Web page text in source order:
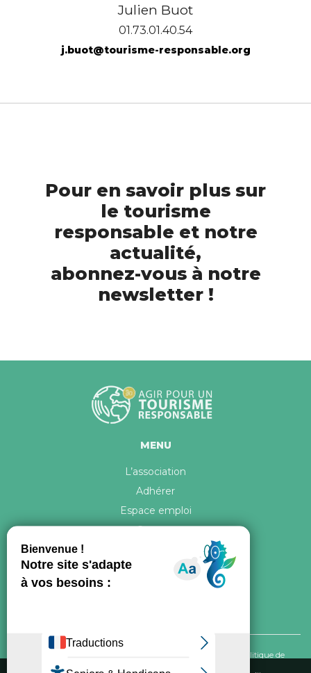
Julien Buot
01.73.01.40.54
j.buot@tourisme-responsable.org
Pour en savoir plus sur
le tourisme
responsable et notre
actualité,
abonnez-vous à notre
newsletter !
MENU
L’association
Adhérer
Espace emploi
Contact
Politique de